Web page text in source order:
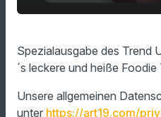
play_arrow
00:00
Spezialausgabe des Trend
´s leckere und heiße
Unsere allgemeinen
unter https://art19.com/